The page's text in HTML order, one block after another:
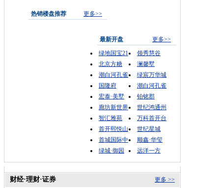
热销楼盘推荐 更多>>
最新开盘
更多>>
绿地国宝21
领秀慧谷
北京方糖
澜馨墅
潮白河孔雀
绿宸万华城
国隆府
潮白河孔雀
宏泰·美墅
铂铭郡
廊坊新世界
世纪鸿通州
智汇雅苑
万科首开台
首开熙悦山
世纪星城
首城国际中
顺鑫·华玺
绿城·御园
远洋一方
更多 >>
财经·理财·证券